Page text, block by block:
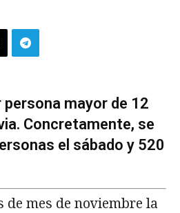
persona mayor de 12
Concretamente, se
el sábado y 520
de mes de noviembre la